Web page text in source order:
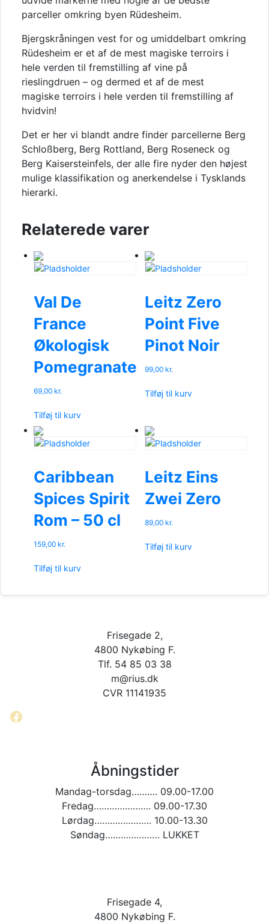
parceller omkring byen Rüdesheim.
Bjergskråningen vest for og umiddelbart omkring
Rüdesheim er et af de mest magiske terroirs i
hele verden til fremstilling af vine på
rieslingdruen – og dermed et af de mest
magiske terroirs i hele verden til fremstilling af
hvidvin!
Det er her vi blandt andre finder parcellerne Berg
Schloßberg, Berg Rottland, Berg Roseneck og
Berg Kaisersteinfels, der alle fire nyder den højest
mulige klassifikation og anerkendelse i Tysklands
hierarki.
Relaterede varer
Val De
France
Økologisk
Pomegranate
69,00 kr.
Tilføj til kurv
Leitz Zero
Point Five
Pinot Noir
99,00 kr.
Tilføj til kurv
Caribbean
Spices Spirit
Rom – 50 cl
159,00 kr.
Tilføj til kurv
Leitz Eins
Zwei Zero
89,00 kr.
Tilføj til kurv
Frisegade 2,
4800 Nykøbing F.
Tlf. 54 85 03 38
m@rius.dk
CVR 11141935
Facebook
Åbningstider
Mandag-torsdag………. 09.00-17.00
Fredag…………………. 09.00-17.30
Lørdag…………………. 10.00-13.30
Søndag………………… LUKKET
Frisegade 4,
4800 Nykøbing F.